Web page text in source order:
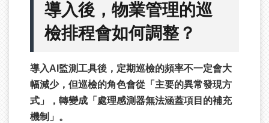
導入後，物業管理的巡
檢排程會如何調整？
導入AI監測工具後，定期巡檢的頻率不一定會大
幅減少，但巡檢的角色會從「主要的異常發現方
式」，轉變成「處理感測器無法涵蓋項目的補充
機制」。